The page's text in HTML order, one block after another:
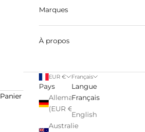
Marques
À propos
EUR €
Pays
Allemagne
(EUR €)
Australie
Français
Langue
Français
English
Panier